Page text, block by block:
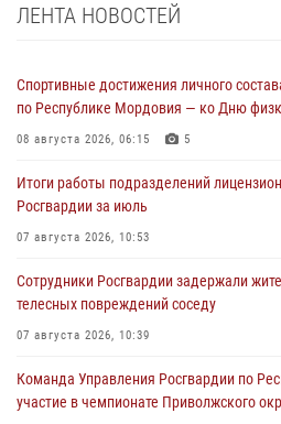
ЛЕНТА НОВОСТЕЙ
Спортивные достижения личного
по Республике Мордовия — ко Дню
08 августа 2026, 06:15 5
Итоги работы подразделений
Росгвардии за июль
07 августа 2026, 10:53
Сотрудники Росгвардии задержали
телесных повреждений соседу
07 августа 2026, 10:39
Команда Управления Росгвардии по
участие в чемпионате Приволжского